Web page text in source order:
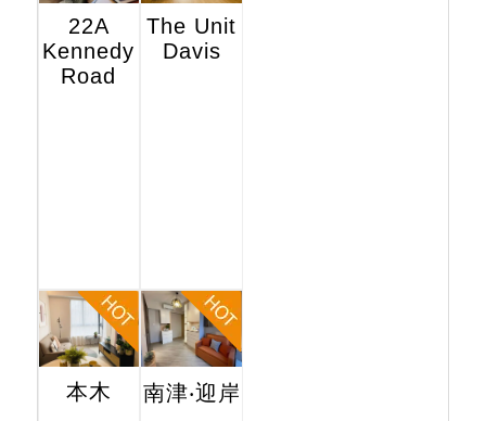
22A
Kennedy
Road
The Unit
Davis
本木 南津‧迎岸